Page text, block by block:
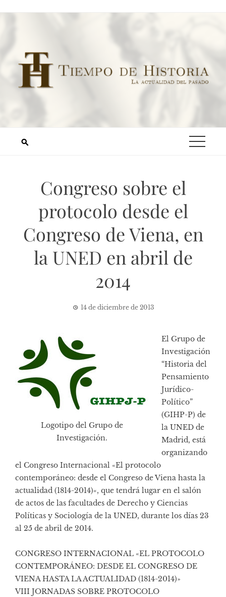
Congreso sobre el
protocolo desde el
Congreso de Viena, en
la UNED en abril de
2014
14 de diciembre de 2013
Logotipo del Grupo de
Investigación.
El Grupo de
Investigación
“Historia del
Pensamiento
Jurídico-
Político”
(GIHP-P) de
la UNED de
Madrid, está
organizando
el Congreso Internacional «El protocolo
contemporáneo: desde el Congreso de Viena hasta la
actualidad (1814-2014)«, que tendrá lugar en el salón
de actos de las facultades de Derecho y Ciencias
Políticas y Sociología de la UNED, durante los días 23
al 25 de abril de 2014.
CONGRESO INTERNACIONAL «EL PROTOCOLO
CONTEMPORÁNEO: DESDE EL CONGRESO DE
VIENA HASTA LA ACTUALIDAD (1814-2014)»
VIII JORNADAS SOBRE PROTOCOLO